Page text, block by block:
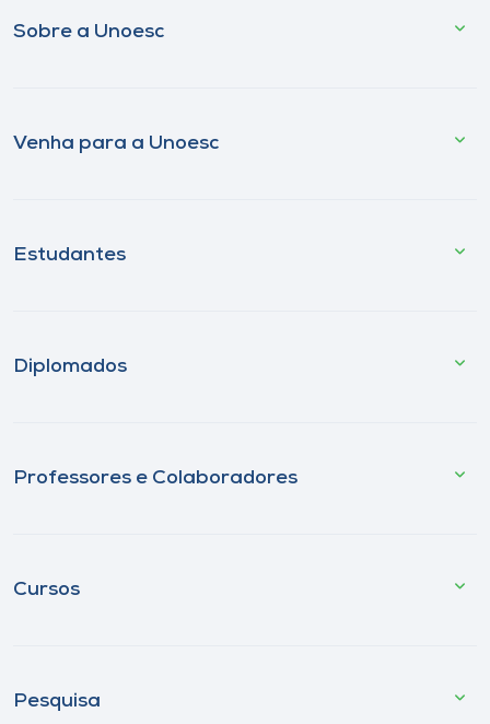
Sobre a Unoesc
Venha para a Unoesc
Estudantes
Diplomados
Professores e Colaboradores
Cursos
Pesquisa